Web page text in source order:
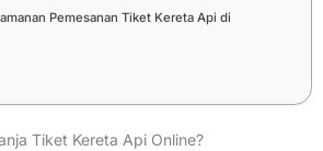
Pemesanan Tiket Kereta Api di
Tiket Kereta Api Online?